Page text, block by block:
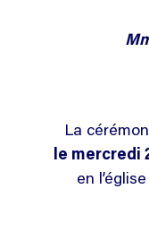
La
le mercredi
en